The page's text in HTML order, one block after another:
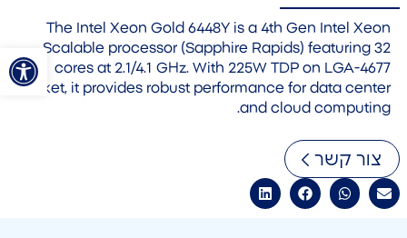
פתח
The Intel Xeon Gold 6448Y is a 4th Gen Intel Xeon
Scalable processor (Sapphire Rapids) featuring 32
cores at 2.1/4.1 GHz. With 225W TDP on LGA-4677
socket, it provides robust performance for data center
and cloud computing.
צור קשר